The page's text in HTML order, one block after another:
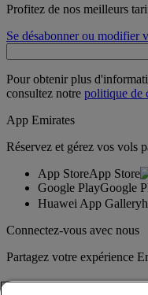
Profitez de nos meilleurs
Se désabonner ou modifier
Pour obtenir plus
consultez notre politique de
App Emirates
Réservez et gérez vos vols
App StoreApp Store
Google PlayGoogle
Huawei App Gallery
Connectez-vous avec nous
Partagez votre expérience